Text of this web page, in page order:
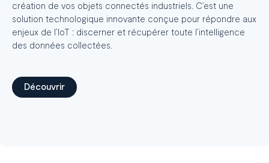
création de vos objets connectés industriels. C’est une
solution technologique innovante conçue pour répondre aux
enjeux de l’IoT : discerner et récupérer toute l’intelligence
des données collectées.
Découvrir